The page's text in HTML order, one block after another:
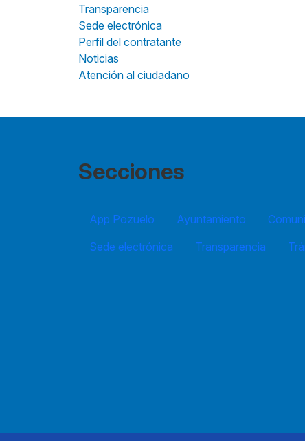
Transparencia
Sede electrónica
Perfil del contratante
Noticias
Atención al ciudadano
Secciones
App Pozuelo Ayuntamiento
Sede electrónica
Transparencia